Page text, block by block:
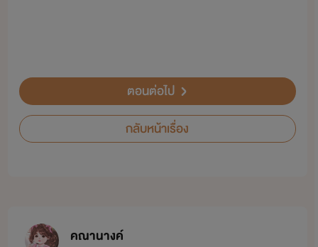
ตอนต่อไป
กลับหน้าเรื่อง
คณานางค์